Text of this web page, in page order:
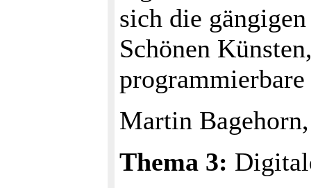
sich die
Schönen
Martin
Thema 3: